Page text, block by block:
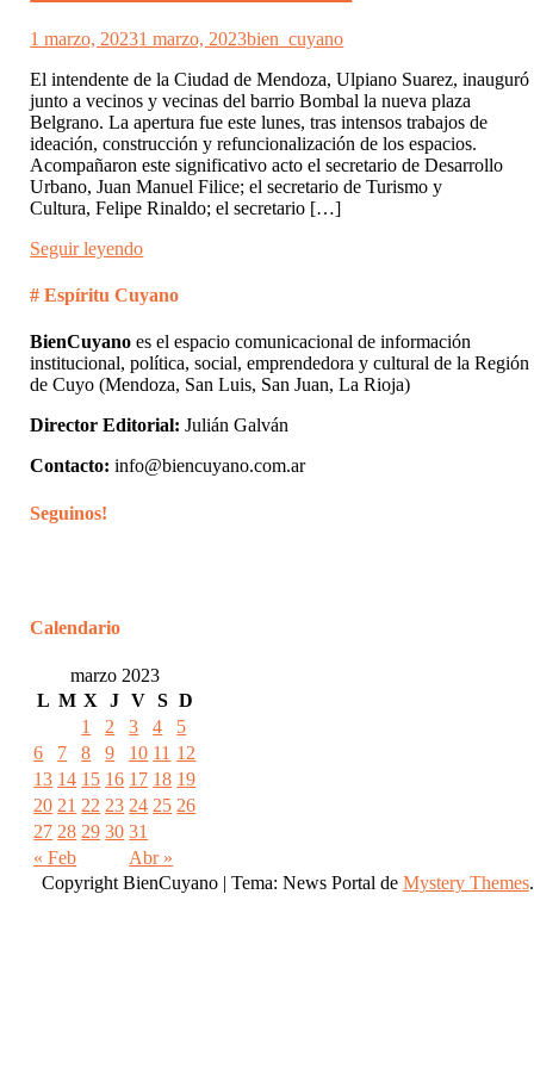
1 marzo, 20231 marzo, 2023bien_cuyano
El intendente de la Ciudad de Mendoza, Ulpiano Suarez, inauguró
junto a vecinos y vecinas del barrio Bombal la nueva plaza
Belgrano. La apertura fue este lunes, tras intensos trabajos de
ideación, construcción y refuncionalización de los espacios.
Acompañaron este significativo acto el secretario de Desarrollo
Urbano, Juan Manuel Filice; el secretario de Turismo y
Cultura, Felipe Rinaldo; el secretario […]
Seguir leyendo
# Espíritu Cuyano
BienCuyano es el espacio comunicacional de información
institucional, política, social, emprendedora y cultural de la Región
de Cuyo (Mendoza, San Luis, San Juan, La Rioja)
Director Editorial: Julián Galván
Contacto: info@biencuyano.com.ar
Seguinos!
Calendario
marzo 2023
L M X J V S D
« Feb Abr »
1 2 3 4
5
6
7 8 9 10 11 12
13 14 15 16 17 18 19
20 21 22 23 24 25 26
27 28 29 30 31
Copyright BienCuyano | Tema: News Portal de Mystery Themes.